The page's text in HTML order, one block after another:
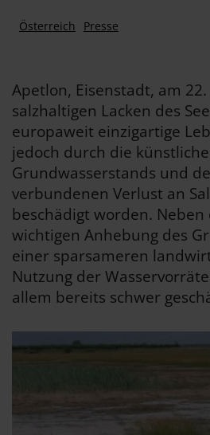
Österreich Presse
Apetlon, Eisenstadt, am
salzhaltigen Lacken des
europaweit einzigartige
jedoch durch die
Grundwasserstands und
verbundenen Verlust an
beschädigt worden.
wichtigen Anhebung des
einer sparsameren
Nutzung der
allem bereits schwer